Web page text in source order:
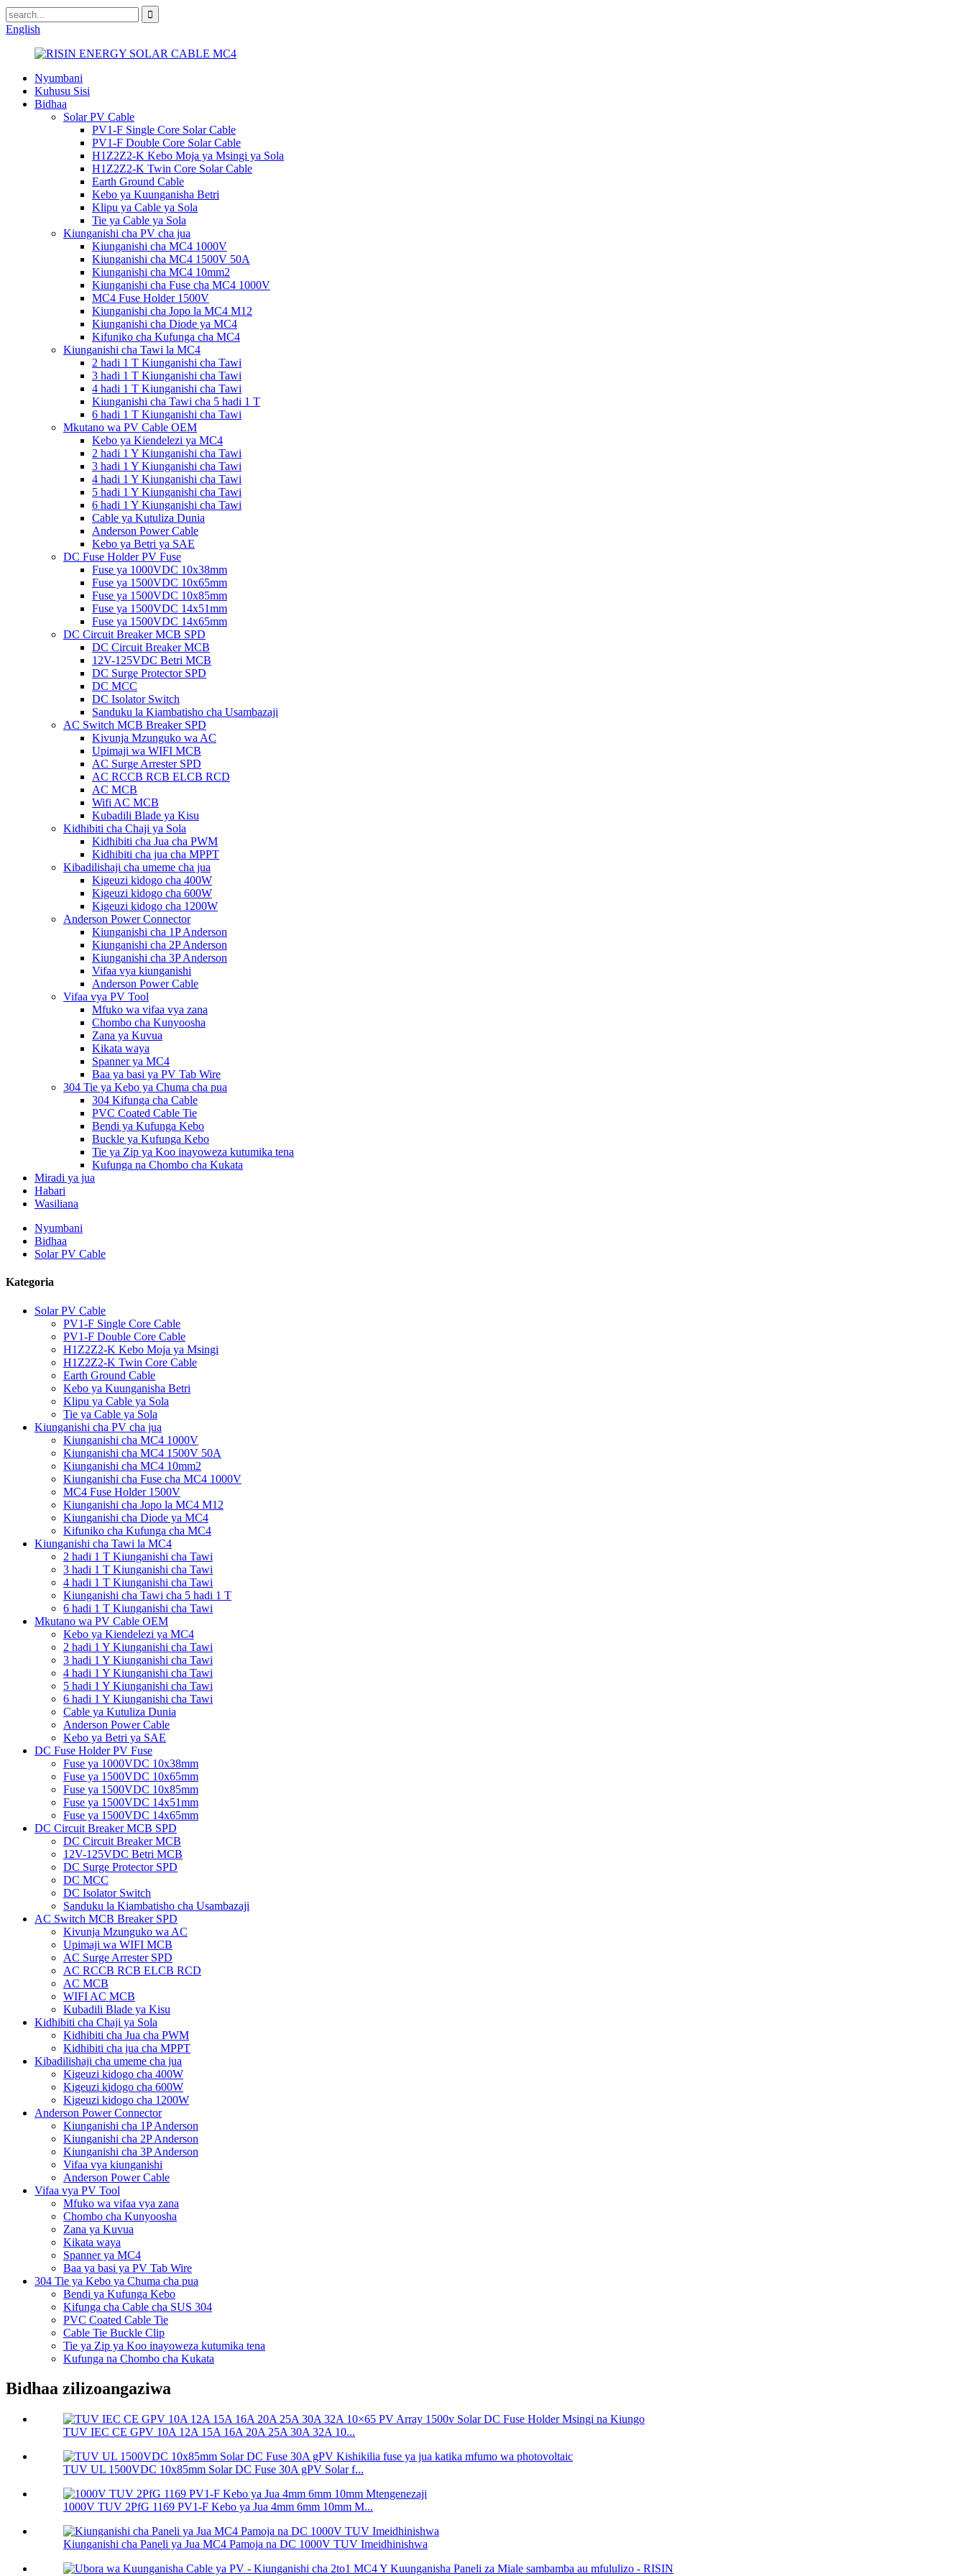
English
Nyumbani
Kuhusu Sisi
Bidhaa
Solar PV Cable
PV1-F Single Core Solar Cable
PV1-F Double Core Solar Cable
H1Z2Z2-K Kebo Moja ya Msingi ya Sola
H1Z2Z2-K Twin Core Solar Cable
Earth Ground Cable
Kebo ya Kuunganisha Betri
Klipu ya Cable ya Sola
Tie ya Cable ya Sola
Kiunganishi cha PV cha jua
Kiunganishi cha MC4 1000V
Kiunganishi cha MC4 1500V 50A
Kiunganishi cha MC4 10mm2
Kiunganishi cha Fuse cha MC4 1000V
MC4 Fuse Holder 1500V
Kiunganishi cha Jopo la MC4 M12
Kiunganishi cha Diode ya MC4
Kifuniko cha Kufunga cha MC4
Kiunganishi cha Tawi la MC4
2 hadi 1 T Kiunganishi cha Tawi
3 hadi 1 T Kiunganishi cha Tawi
4 hadi 1 T Kiunganishi cha Tawi
Kiunganishi cha Tawi cha 5 hadi 1 T
6 hadi 1 T Kiunganishi cha Tawi
Mkutano wa PV Cable OEM
Kebo ya Kiendelezi ya MC4
2 hadi 1 Y Kiunganishi cha Tawi
3 hadi 1 Y Kiunganishi cha Tawi
4 hadi 1 Y Kiunganishi cha Tawi
5 hadi 1 Y Kiunganishi cha Tawi
6 hadi 1 Y Kiunganishi cha Tawi
Cable ya Kutuliza Dunia
Anderson Power Cable
Kebo ya Betri ya SAE
DC Fuse Holder PV Fuse
Fuse ya 1000VDC 10x38mm
Fuse ya 1500VDC 10x65mm
Fuse ya 1500VDC 10x85mm
Fuse ya 1500VDC 14x51mm
Fuse ya 1500VDC 14x65mm
DC Circuit Breaker MCB SPD
DC Circuit Breaker MCB
12V-125VDC Betri MCB
DC Surge Protector SPD
DC MCC
DC Isolator Switch
Sanduku la Kiambatisho cha Usambazaji
AC Switch MCB Breaker SPD
Kivunja Mzunguko wa AC
Upimaji wa WIFI MCB
AC Surge Arrester SPD
AC RCCB RCB ELCB RCD
AC MCB
Wifi AC MCB
Kubadili Blade ya Kisu
Kidhibiti cha Chaji ya Sola
Kidhibiti cha Jua cha PWM
Kidhibiti cha jua cha MPPT
Kibadilishaji cha umeme cha jua
Kigeuzi kidogo cha 400W
Kigeuzi kidogo cha 600W
Kigeuzi kidogo cha 1200W
Anderson Power Connector
Kiunganishi cha 1P Anderson
Kiunganishi cha 2P Anderson
Kiunganishi cha 3P Anderson
Vifaa vya kiunganishi
Anderson Power Cable
Vifaa vya PV Tool
Mfuko wa vifaa vya zana
Chombo cha Kunyoosha
Zana ya Kuvua
Kikata waya
Spanner ya MC4
Baa ya basi ya PV Tab Wire
304 Tie ya Kebo ya Chuma cha pua
304 Kifunga cha Cable
PVC Coated Cable Tie
Bendi ya Kufunga Kebo
Buckle ya Kufunga Kebo
Tie ya Zip ya Koo inayoweza kutumika tena
Kufunga na Chombo cha Kukata
Miradi ya jua
Habari
Wasiliana
Nyumbani
Bidhaa
Solar PV Cable
Kategoria
Solar PV Cable
PV1-F Single Core Cable
PV1-F Double Core Cable
H1Z2Z2-K Kebo Moja ya Msingi
H1Z2Z2-K Twin Core Cable
Earth Ground Cable
Kebo ya Kuunganisha Betri
Klipu ya Cable ya Sola
Tie ya Cable ya Sola
Kiunganishi cha PV cha jua
Kiunganishi cha MC4 1000V
Kiunganishi cha MC4 1500V 50A
Kiunganishi cha MC4 10mm2
Kiunganishi cha Fuse cha MC4 1000V
MC4 Fuse Holder 1500V
Kiunganishi cha Jopo la MC4 M12
Kiunganishi cha Diode ya MC4
Kifuniko cha Kufunga cha MC4
Kiunganishi cha Tawi la MC4
2 hadi 1 T Kiunganishi cha Tawi
3 hadi 1 T Kiunganishi cha Tawi
4 hadi 1 T Kiunganishi cha Tawi
Kiunganishi cha Tawi cha 5 hadi 1 T
6 hadi 1 T Kiunganishi cha Tawi
Mkutano wa PV Cable OEM
Kebo ya Kiendelezi ya MC4
2 hadi 1 Y Kiunganishi cha Tawi
3 hadi 1 Y Kiunganishi cha Tawi
4 hadi 1 Y Kiunganishi cha Tawi
5 hadi 1 Y Kiunganishi cha Tawi
6 hadi 1 Y Kiunganishi cha Tawi
Cable ya Kutuliza Dunia
Anderson Power Cable
Kebo ya Betri ya SAE
DC Fuse Holder PV Fuse
Fuse ya 1000VDC 10x38mm
Fuse ya 1500VDC 10x65mm
Fuse ya 1500VDC 10x85mm
Fuse ya 1500VDC 14x51mm
Fuse ya 1500VDC 14x65mm
DC Circuit Breaker MCB SPD
DC Circuit Breaker MCB
12V-125VDC Betri MCB
DC Surge Protector SPD
DC MCC
DC Isolator Switch
Sanduku la Kiambatisho cha Usambazaji
AC Switch MCB Breaker SPD
Kivunja Mzunguko wa AC
Upimaji wa WIFI MCB
AC Surge Arrester SPD
AC RCCB RCB ELCB RCD
AC MCB
WIFI AC MCB
Kubadili Blade ya Kisu
Kidhibiti cha Chaji ya Sola
Kidhibiti cha Jua cha PWM
Kidhibiti cha jua cha MPPT
Kibadilishaji cha umeme cha jua
Kigeuzi kidogo cha 400W
Kigeuzi kidogo cha 600W
Kigeuzi kidogo cha 1200W
Anderson Power Connector
Kiunganishi cha 1P Anderson
Kiunganishi cha 2P Anderson
Kiunganishi cha 3P Anderson
Vifaa vya kiunganishi
Anderson Power Cable
Vifaa vya PV Tool
Mfuko wa vifaa vya zana
Chombo cha Kunyoosha
Zana ya Kuvua
Kikata waya
Spanner ya MC4
Baa ya basi ya PV Tab Wire
304 Tie ya Kebo ya Chuma cha pua
Bendi ya Kufunga Kebo
Kifunga cha Cable cha SUS 304
PVC Coated Cable Tie
Cable Tie Buckle Clip
Tie ya Zip ya Koo inayoweza kutumika tena
Kufunga na Chombo cha Kukata
Bidhaa zilizoangaziwa
TUV IEC CE GPV 10A 12A 15A 16A 20A 25A 30A 32A 10...
TUV UL 1500VDC 10x85mm Solar DC Fuse 30A gPV Solar f...
1000V TUV 2PfG 1169 PV1-F Kebo ya Jua 4mm 6mm 10mm M...
Kiunganishi cha Paneli ya Jua MC4 Pamoja na DC 1000V TUV Imeidhinishwa